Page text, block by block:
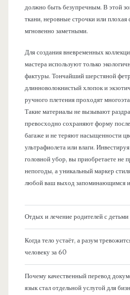
должно быть безупречным. В этой
ткани, неровные строчки или плохая
мгновенно заметными.
Для создания вневременных
мастера используют только
фактуры. Тончайший шерстяной
длинноволокнистый хлопок и
ручного плетения проходят
Такие материалы не вызывают
превосходно сохраняют форму
багаже и не теряют насыщенности
ультрафиолета или влаги.
головной убор, вы приобретаете не
непогоды, а уникальный маркер
любой ваш выход запоминающимся
Отдых и лечение родителей с детьми
Когда тело устаёт, а разум
человеку за 60
Почему качественный перевод
язык стал отдельной услугой для